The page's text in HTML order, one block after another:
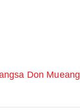
Don Mueang